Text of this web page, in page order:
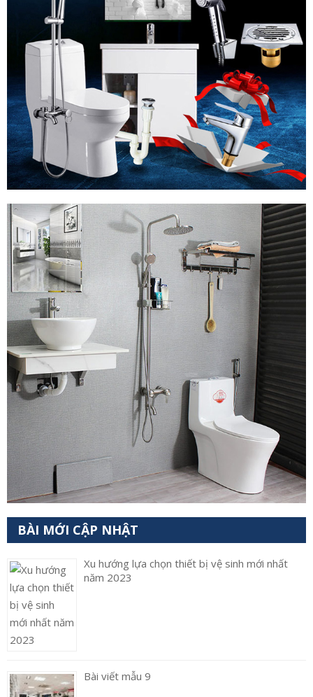
BÀI MỚI CẬP NHẬT
Xu hướng lựa chọn thiết bị vệ sinh mới nhất
năm 2023
Bài viết mẫu 9